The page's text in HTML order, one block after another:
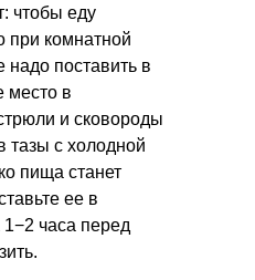
чтобы еду
при комнатной
надо поставить в
место в
и сковороды
тазы с холодной
пища станет
ее в
часа перед